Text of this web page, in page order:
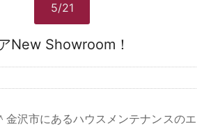
5/21
New Showroom！
金沢市にあるハウスメンテナンスのエ